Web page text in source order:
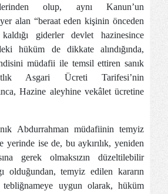
olup, aynı Kanun’un
alan “beraat eden kişinin önceden
giderler devlet hazinesince
hüküm de dikkate alındığında,
müdafii ile temsil ettiren sanık
Asgari Ücreti Tarifesi’nin
Hazine aleyhine vekâlet ücretine
Abdurrahman müdafiinin temyiz
yerinde ise de, bu aykırılık, yeniden
gerek olmaksızın düzeltilebilir
olduğundan, temyiz edilen kararın
tebliğnameye uygun olarak, hüküm